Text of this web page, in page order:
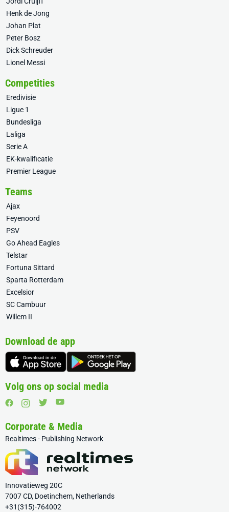
Henk de Jong
Johan Plat
Peter Bosz
Dick Schreuder
Lionel Messi
Competities
Eredivisie
Ligue 1
Bundesliga
Laliga
Serie A
EK-kwalificatie
Premier League
Teams
Ajax
Feyenoord
PSV
Go Ahead Eagles
Telstar
Fortuna Sittard
Sparta Rotterdam
Excelsior
SC Cambuur
Willem II
Download de app
Volg ons op social media
Corporate & Media
Realtimes - Publishing Network
Innovatieweg 20C
7007 CD, Doetinchem, Netherlands
+31(315)-764002